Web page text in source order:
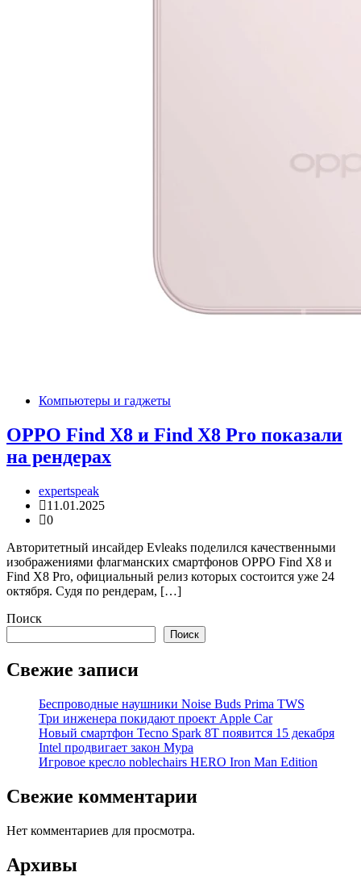
Компьютеры и гаджеты
OPPO Find X8 и Find X8 Pro показали
на рендерах
expertspeak
11.01.2025
0
Авторитетный инсайдер Evleaks поделился качественными
изображениями флагманских смартфонов OPPO Find X8 и
Find X8 Pro, официальный релиз которых состоится уже 24
октября. Судя по рендерам, […]
Поиск
Поиск
Свежие записи
Беспроводные наушники Noise Buds Prima TWS
Три инженера покидают проект Apple Car
Новый смартфон Tecno Spark 8T появится 15 декабря
Intel продвигает закон Мура
Игровое кресло noblechairs HERO Iron Man Edition
Свежие комментарии
Нет комментариев для просмотра.
Архивы